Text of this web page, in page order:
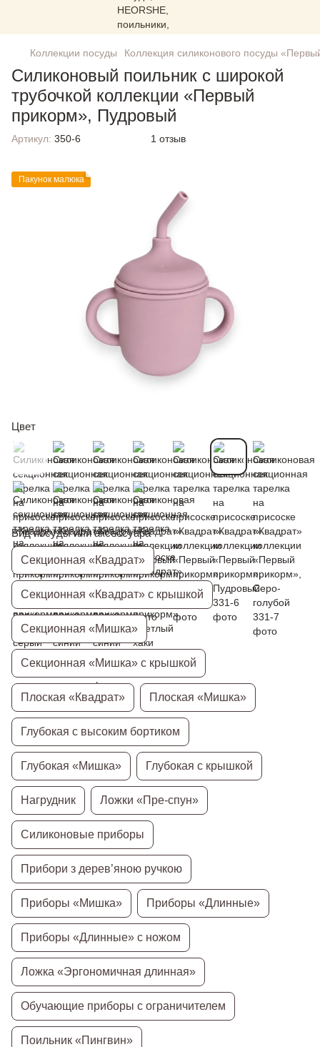
Коллекции посуды Коллекция силиконового посуды
Силиконовый поильник с широкой
трубочкой коллекции «Первый
прикорм», Пудровый
Артикул: 350-6 1 отзыв
Пакунок малюка
Цвет
Вид посуды или аксессуара
Секционная «Квадрат»
Секционная «Квадрат» с крышкой
Секционная «Мишка»
Секционная «Мишка» с крышкой
Плоская «Квадрат» Плоская «Мишка»
Глубокая с высоким бортиком
Глубокая «Мишка» Глубокая с крышкой
Нагрудник Ложки «Пре-спун»
Силиконовые приборы
Прибори з дерев’яною ручкою
Приборы «Мишка» Приборы «Длинные»
Приборы «Длинные» с ножом
Ложка «Эргономичная длинная»
Обучающие приборы с ограничителем
Поильник «Пингвин»